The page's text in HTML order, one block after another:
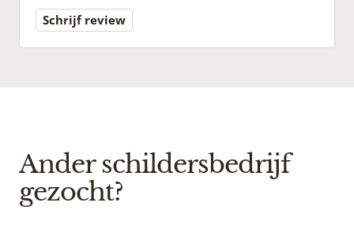
Schrijf review
Ander schildersbedrijf
gezocht?